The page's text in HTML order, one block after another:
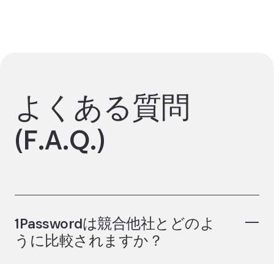
よくある質問
(F.A.Q.)
1Passwordは競合他社とどのよ
うに比較されますか？